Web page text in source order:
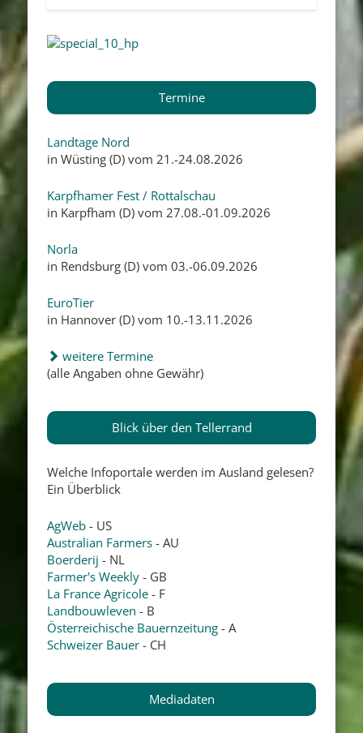
Termine
Landtage Nord
in Wüsting (D) vom 21.-24.08.2026
Karpfhamer Fest / Rottalschau
in Karpfham (D) vom 27.08.-01.09.2026
Norla
in Rendsburg (D) vom 03.-06.09.2026
EuroTier
in Hannover (D) vom 10.-13.11.2026
weitere Termine
(alle Angaben ohne Gewähr)
Blick über den Tellerrand
Welche Infoportale werden im Ausland gelesen?
Ein Überblick
AgWeb - US
Australian Farmers - AU
Boerderij - NL
Farmer's Weekly - GB
La France Agricole - F
Landbouwleven - B
Österreichische Bauernzeitung - A
Schweizer Bauer - CH
Mediadaten